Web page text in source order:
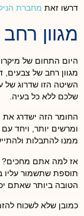
דרשו זאת מחברת
מגוון
היום התחום של
מגוון רחב של צבעים,
השיטה הזו שדרוג של
שלכם ללא כל בעיה.
החומר הזה ישדרג
ומרשים יותר, ויחד
ממנו להתבלות
אז למה אתם מחכים?
תוספת שתשמור עליו
הטובה ביותר שאתם
כמובן שלא לשכוח